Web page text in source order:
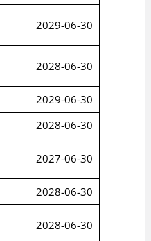
2029-06-30
2028-06-30
2029-06-30
2028-06-30
2027-06-30
2028-06-30
2028-06-30